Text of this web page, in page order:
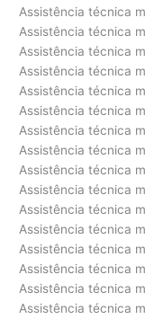
Assistência técnica
Assistência técnica
Assistência técnica
Assistência técnica
Assistência técnica
Assistência técnica
Assistência técnica
Assistência técnica
Assistência técnica
Assistência técnica
Assistência técnica
Assistência técnica
Assistência técnica
Assistência técnica
Assistência técnica
Assistência técnica